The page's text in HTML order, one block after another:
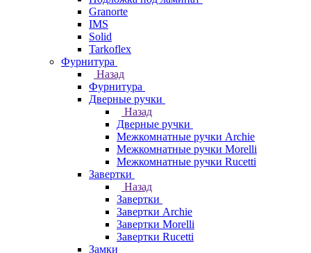
Granorte
IMS
Solid
Tarkoflex
Фурнитура
Назад
Фурнитура
Дверные ручки
Назад
Дверные ручки
Межкомнатные ручки Archie
Межкомнатные ручки Morelli
Межкомнатные ручки Rucetti
Завертки
Назад
Завертки
Завертки Archie
Завертки Morelli
Завертки Rucetti
Замки